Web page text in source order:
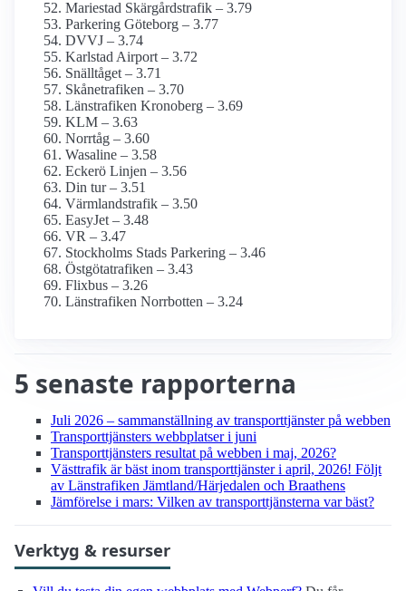
Mariestad Skärgårdstrafik – 3.79
Parkering Göteborg – 3.77
DVVJ – 3.74
Karlstad Airport – 3.72
Snälltåget – 3.71
Skånetrafiken – 3.70
Länstrafiken Kronoberg – 3.69
KLM – 3.63
Norrtåg – 3.60
Wasaline – 3.58
Eckerö Linjen – 3.56
Din tur – 3.51
Värmlandstrafik – 3.50
EasyJet – 3.48
VR – 3.47
Stockholms Stads Parkering – 3.46
Östgötatrafiken – 3.43
Flixbus – 3.26
Länstrafiken Norrbotten – 3.24
5 senaste rapporterna
Juli 2026 – sammanställning av transport­tjänster på webben
Transport­tjänsters webbplatser i juni
Transport­tjänsters resultat på webben i maj, 2026?
Västtrafik är bäst inom transport­tjänster i april, 2026! Följt
av Länstrafiken Jämtland/Härjedalen och Braathens
Jämförelse i mars: Vilken av transport­tjänsterna var bäst?
Verktyg & resurser